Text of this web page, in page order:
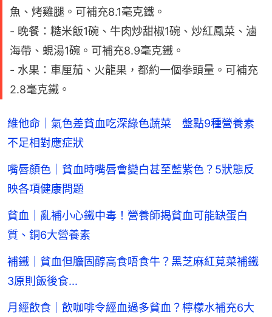
魚、烤雞腿。可補充8.1毫克鐵。
- 晚餐：糙米飯1碗、牛肉炒甜椒1碗、炒紅鳳菜、滷
海帶、蜆湯1碗。可補充8.9毫克鐵。
- 水果：車厘茄、火龍果，都約一個拳頭量。可補充
2.8毫克鐵。
維他命｜氣色差貧血吃深綠色蔬菜 盤點9種營養素
不足相對應症狀
嘴唇顏色｜貧血時嘴唇會變白甚至藍紫色？5狀態反
映各項健康問題
貧血｜亂補小心鐵中毒！營養師揭貧血可能缺蛋白
質、銅6大營養素
補鐵｜貧血但膽固醇高食唔食牛？黑芝麻紅莧菜補鐵
3原則飯後食...
月經飲食｜飲咖啡令經血過多貧血？檸檬水補充6大